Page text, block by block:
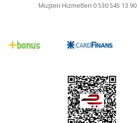
Müşteri Hizmetleri 0 530 545 13 90